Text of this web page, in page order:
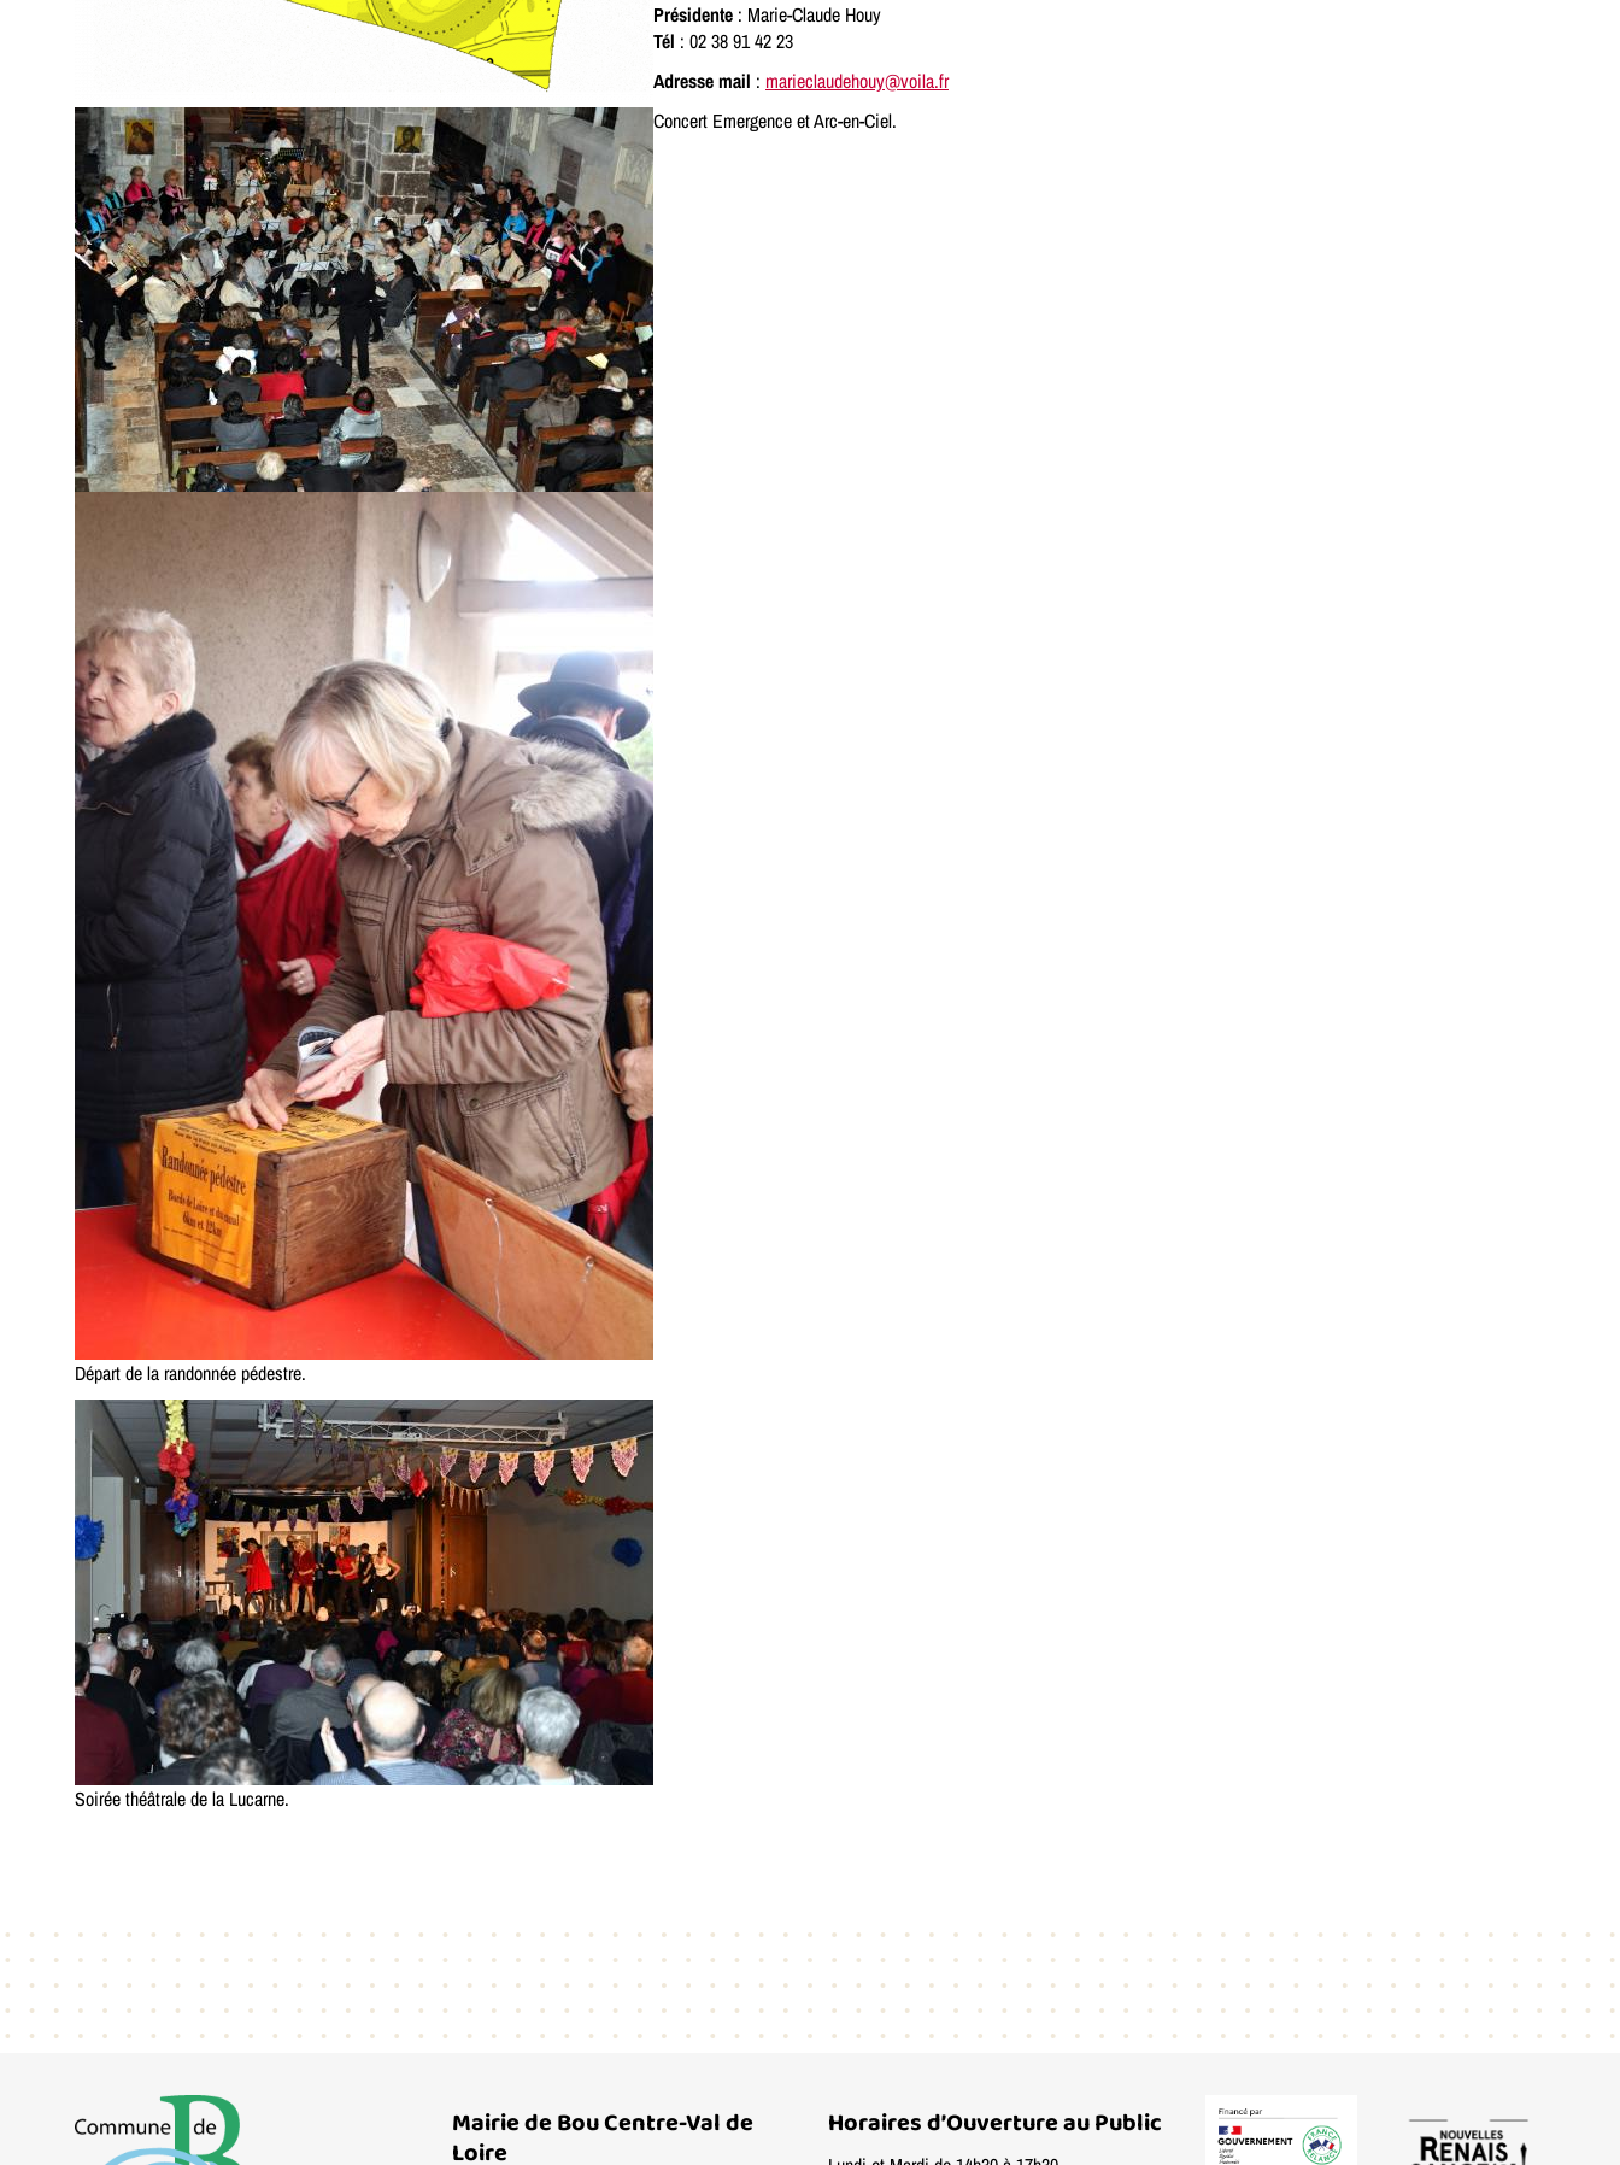
Présidente : Marie-Claude Houy
Tél : 02 38 91 42 23
Adresse mail : marieclaudehouy@voila.fr
Concert Emergence et Arc-en-Ciel.
Départ de la randonnée pédestre.
Soirée théâtrale de la Lucarne.
Mairie de Bou Centre-Val de
Loire
Horaires d’Ouverture au Public